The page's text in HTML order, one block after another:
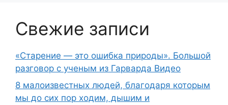
Свежие записи
«Старение — это ошибка природы». Большой
разговор с ученым из Гарварда Видео
8 малоизвестных людей, благодаря которым
мы до сих пор ходим, дышим и